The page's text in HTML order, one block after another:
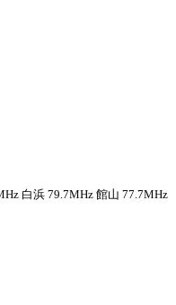
白浜 79.7MHz 館山 77.7MHz